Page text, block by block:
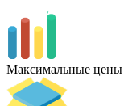
Максимальные цены